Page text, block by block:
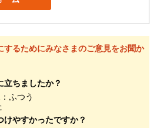
するためにみなさまのご意見をお聞か
立ちましたか？
ふつう
けやすかったですか？